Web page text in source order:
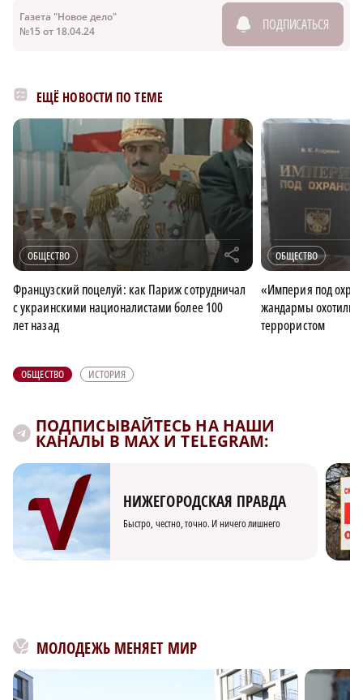
Газета "Новое дело"
№15 от 18.04.24
ПОДПИСАТЬСЯ
ЕЩЁ НОВОСТИ ПО ТЕМЕ
ОБЩЕСТВО r
Французский поцелуй: как Париж сотрудничал
с украинскими националистами более 100
лет назад
ОБЩЕСТВО
«Империя под
жандармы
террористом
ОБЩЕСТВО ИСТОРИЯ
ПОДПИСЫВАЙТЕСЬ НА НАШИ
КАНАЛЫ В MAX И TELEGRAM:
НИЖЕГОРОДСКАЯ ПРАВДА
Быстро, честно, точно. И ничего лишнего
МОЛОДЕЖЬ МЕНЯЕТ МИР